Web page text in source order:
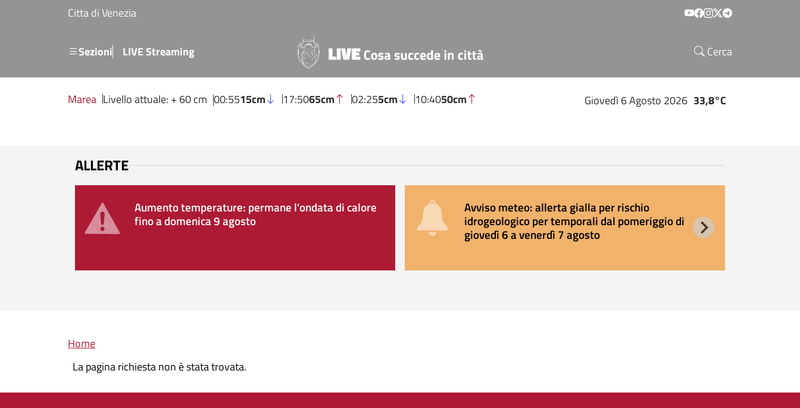
Salta al contenuto principale
Citta di Venezia Social menu
SezioniMenu secondario
LIVE Streaming Cerca
Marea Livello attuale: + 60 cm 00:5515cm 17:5065cm 02:255cm 10:4050cm Giovedì 6 Agosto 2026 33,8°C
ALLERTE
Aumento temperature: permane l'ondata di calore
fino a domenica 9 agosto
Avviso meteo: allerta gialla per rischio
idrogeologico per temporali dal pomeriggio di
giovedì 6 a venerdì 7 agosto
Briciole di pane
Home
La pagina richiesta non è stata trovata.